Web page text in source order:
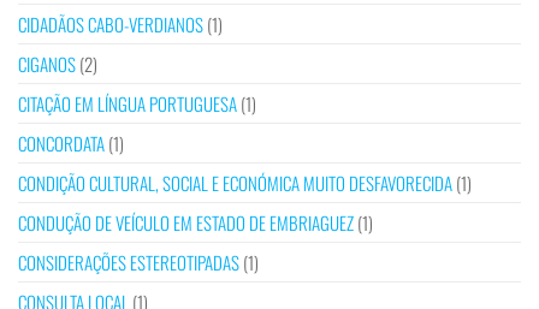
CIDADÃOS CABO-VERDIANOS(1)
CIGANOS(2)
CITAÇÃO EM LÍNGUA PORTUGUESA(1)
CONCORDATA(1)
CONDIÇÃO CULTURAL, SOCIAL E ECONÓMICA MUITO DESFAVORECIDA(1)
CONDUÇÃO DE VEÍCULO EM ESTADO DE EMBRIAGUEZ(1)
CONSIDERAÇÕES ESTEREOTIPADAS(1)
CONSULTA LOCAL (1)